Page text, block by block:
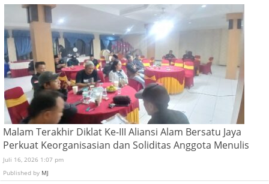
Malam Terakhir Diklat Ke-III Aliansi Alam Bersatu Jaya
Perkuat Keorganisasian dan Soliditas Anggota Menulis
Juli 16, 2026 1:07 pm
Published by MJ